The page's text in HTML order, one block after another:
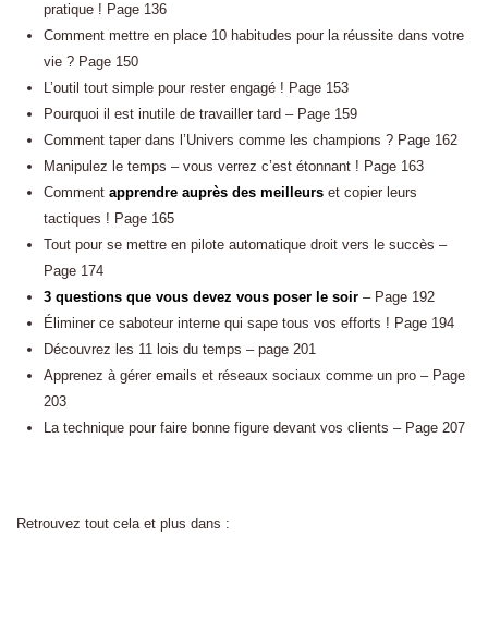
pratique ! Page 136
Comment mettre en place 10 habitudes pour la réussite dans votre
vie ? Page 150
L’outil tout simple pour rester engagé ! Page 153
Pourquoi il est inutile de travailler tard – Page 159
Comment taper dans l’Univers comme les champions ? Page 162
Manipulez le temps – vous verrez c’est étonnant ! Page 163
Comment apprendre auprès des meilleurs et copier leurs
tactiques ! Page 165
Tout pour se mettre en pilote automatique droit vers le succès –
Page 174
3 questions que vous devez vous poser le soir – Page 192
Éliminer ce saboteur interne qui sape tous vos efforts ! Page 194
Découvrez les 11 lois du temps – page 201
Apprenez à gérer emails et réseaux sociaux comme un pro – Page
203
La technique pour faire bonne figure devant vos clients – Page 207
Retrouvez tout cela et plus dans :